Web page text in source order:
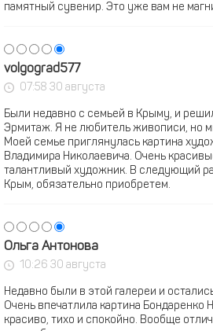
памятный сувенир. Это уже вам не
volgograd577
07:58 30 августа
Были недавно с семьей в Крыму, и
Эрмитаж. Я не любитель живописи, но
Моей семье приглянулась картина
Владимира Николаевича. Очень
талантливый художник. В следующий
Крым, обязательно приобретем.
Ольга Антонова
10:26 30 августа
Недавно были в этой галереи и
Очень впечатлила картина Бондаренко
красиво, тихо и спокойно. Вообще